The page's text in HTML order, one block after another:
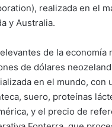
realizada en el
y Australia.
de la economía
de dólares
en el mundo, con
suero, proteínas
y el precio de